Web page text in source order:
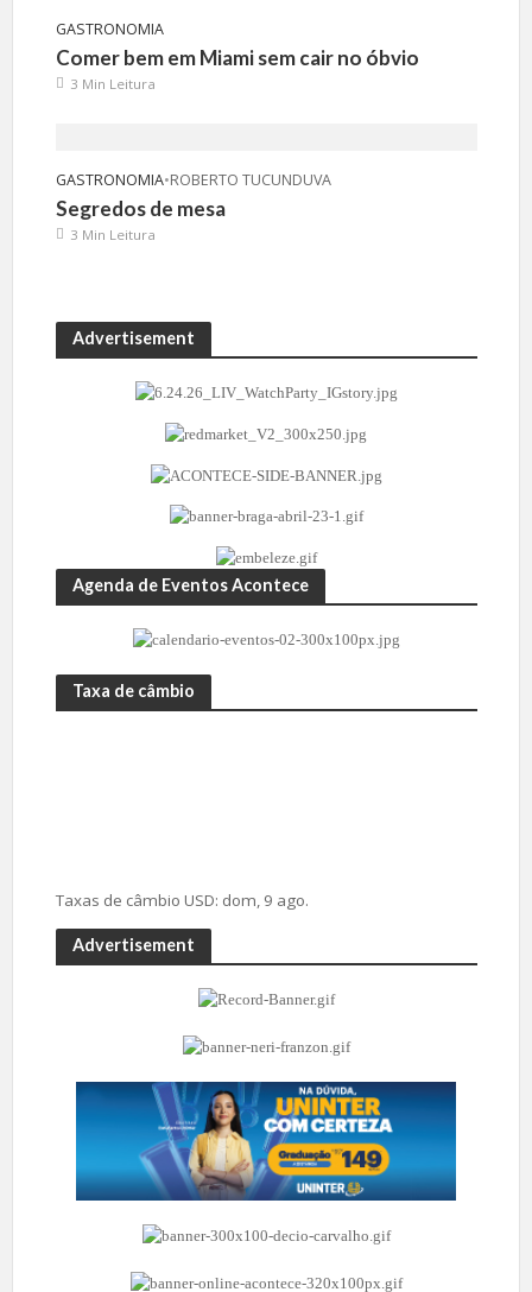
GASTRONOMIA
Comer bem em Miami sem cair no óbvio
3 Min Leitura
GASTRONOMIA•ROBERTO TUCUNDUVA
Segredos de mesa
3 Min Leitura
Advertisement
Agenda de Eventos Acontece
Taxa de câmbio
Taxas de câmbio USD: dom, 9 ago.
Advertisement